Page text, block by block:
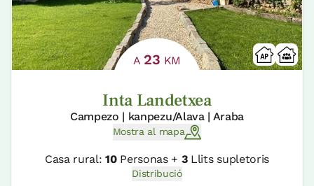
A 23 KM
Inta Landetxea
Campezo | kanpezu/Alava | Araba
Mostra al mapa
Casa rural:10Personas + 3Llits supletoris
Distribució